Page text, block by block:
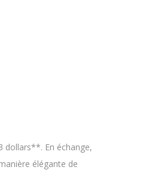
dollars**. En échange,
élégante de